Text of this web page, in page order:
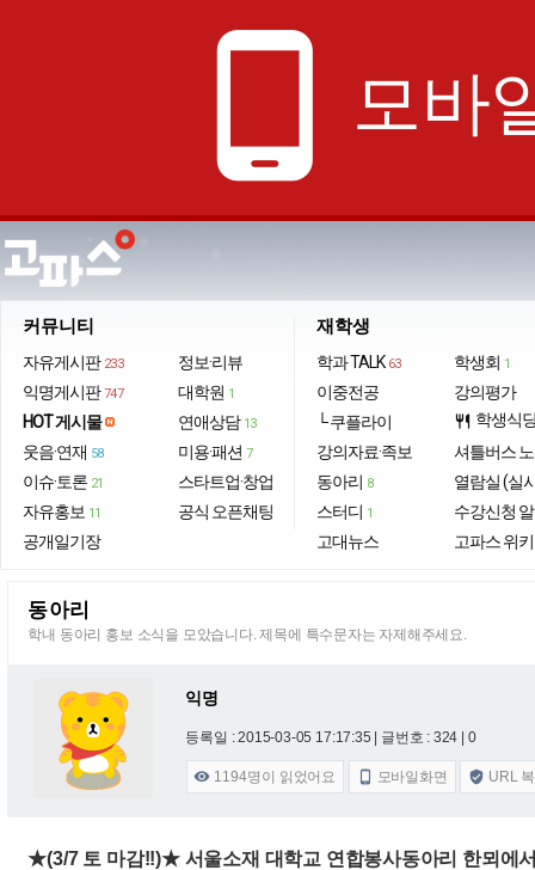
phone_android 모바
커뮤니티
자유게시판 233
익명게시판 747
HOT 게시물
웃음·연재 58
이슈·토론 21
자유홍보 11
공개일기장
정보·리뷰
대학원 1
연애상담 13
미용·패션 7
스타트업·창업
공식 오픈채팅
재학생
학과 TALK 63
이중전공
└ 쿠플라이
강의자료·족보
동아리 8
스터디 1
고대뉴스
학생회 1
강의평가
restaurant 학생식
셔틀버스
열람실 (실
수강신청
고파스 위키
동아리
학내 동아리 홍보 소식을 모았습니다. 제목에 특수문자는 자제해주세요.
익명
등록일 : 2015-03-05 17:17:35 | 글번호 : 324 | 0
 1194명이 읽었어요  모바일화면  URL
★(3/7 토 마감!!)★ 서울소재 대학교 연합봉사동아리 한뫼에